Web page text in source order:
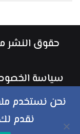
سياسة
ملخص
نحن نستخدم
نقدم